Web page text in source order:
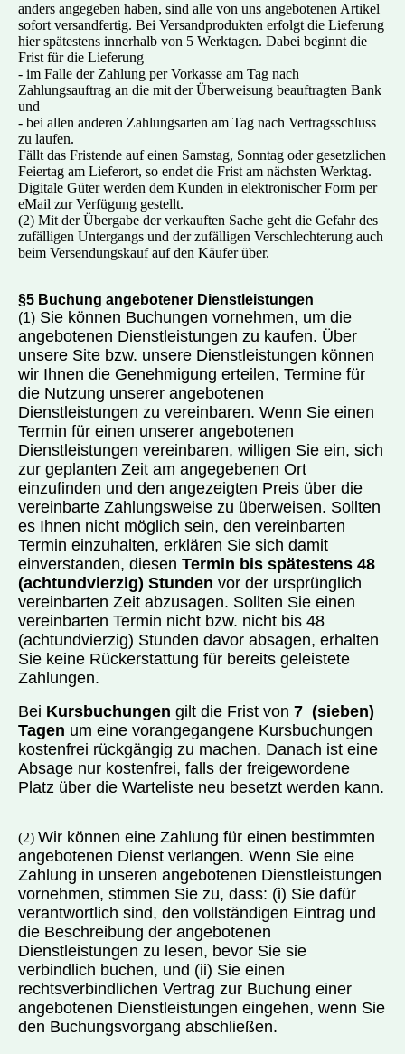
anders angegeben haben, sind alle von uns angebotenen Artikel
sofort versandfertig. Bei Versandprodukten erfolgt die Lieferung
hier spätestens innerhalb von 5 Werktagen. Dabei beginnt die
Frist für die Lieferung
- im Falle der Zahlung per Vorkasse am Tag nach
Zahlungsauftrag an die mit der Überweisung beauftragten Bank
und
- bei allen anderen Zahlungsarten am Tag nach Vertragsschluss
zu laufen.
Fällt das Fristende auf einen Samstag, Sonntag oder gesetzlichen
Feiertag am Lieferort, so endet die Frist am nächsten Werktag.
Digitale Güter werden dem Kunden in elektronischer Form per
eMail zur Verfügung gestellt.
(2) Mit der Übergabe der verkauften Sache geht die Gefahr des
zufälligen Untergangs und der zufälligen Verschlechterung auch
beim Versendungskauf auf den Käufer über.
§5 Buchung angebotener Dienstleistungen
(1) Sie können Buchungen vornehmen, um die
angebotenen Dienstleistungen zu kaufen. Über
unsere Site bzw. unsere Dienstleistungen können
wir Ihnen die Genehmigung erteilen, Termine für
die Nutzung unserer angebotenen
Dienstleistungen zu vereinbaren. Wenn Sie einen
Termin für einen unserer angebotenen
Dienstleistungen vereinbaren, willigen Sie ein, sich
zur geplanten Zeit am angegebenen Ort
einzufinden und den angezeigten Preis über die
vereinbarte Zahlungsweise zu überweisen. Sollten
es Ihnen nicht möglich sein, den vereinbarten
Termin einzuhalten, erklären Sie sich damit
einverstanden, diesen Termin bis spätestens 48
(achtundvierzig) Stunden vor der ursprünglich
vereinbarten Zeit abzusagen. Sollten Sie einen
vereinbarten Termin nicht bzw. nicht bis 48
(achtundvierzig) Stunden davor absagen, erhalten
Sie keine Rückerstattung für bereits geleistete
Zahlungen.
Bei Kursbuchungen gilt die Frist von 7 (sieben)
Tagen um eine vorangegangene Kursbuchungen
kostenfrei rückgängig zu machen. Danach ist eine
Absage nur kostenfrei, falls der freigewordene
Platz über die Warteliste neu besetzt werden kann.
(2) Wir können eine Zahlung für einen bestimmten
angebotenen Dienst verlangen. Wenn Sie eine
Zahlung in unseren angebotenen Dienstleistungen
vornehmen, stimmen Sie zu, dass: (i) Sie dafür
verantwortlich sind, den vollständigen Eintrag und
die Beschreibung der angebotenen
Dienstleistungen zu lesen, bevor Sie sie
verbindlich buchen, und (ii) Sie einen
rechtsverbindlichen Vertrag zur Buchung einer
angebotenen Dienstleistungen eingehen, wenn Sie
den Buchungsvorgang abschließen.